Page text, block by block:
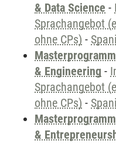
& Data Science -
Sprachangebot
ohne CPs) -
& Engineering -
Sprachangebot
ohne CPs) -
&